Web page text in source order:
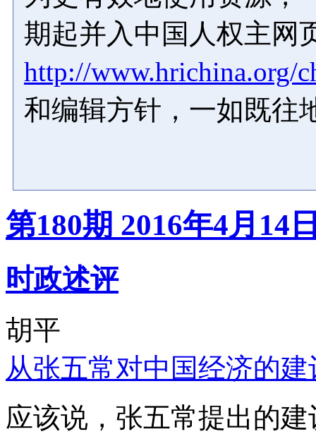
期起并入中国人权主网
http://www.hrichina.org/
和编辑方针，一如既往
第180期 2016年4月14
时政述评
胡平
从张五常对中国经济的
应该说，张五常提出的